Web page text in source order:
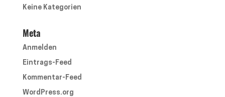
Keine Kategorien
Meta
Anmelden
Eintrags-Feed
Kommentar-Feed
WordPress.org